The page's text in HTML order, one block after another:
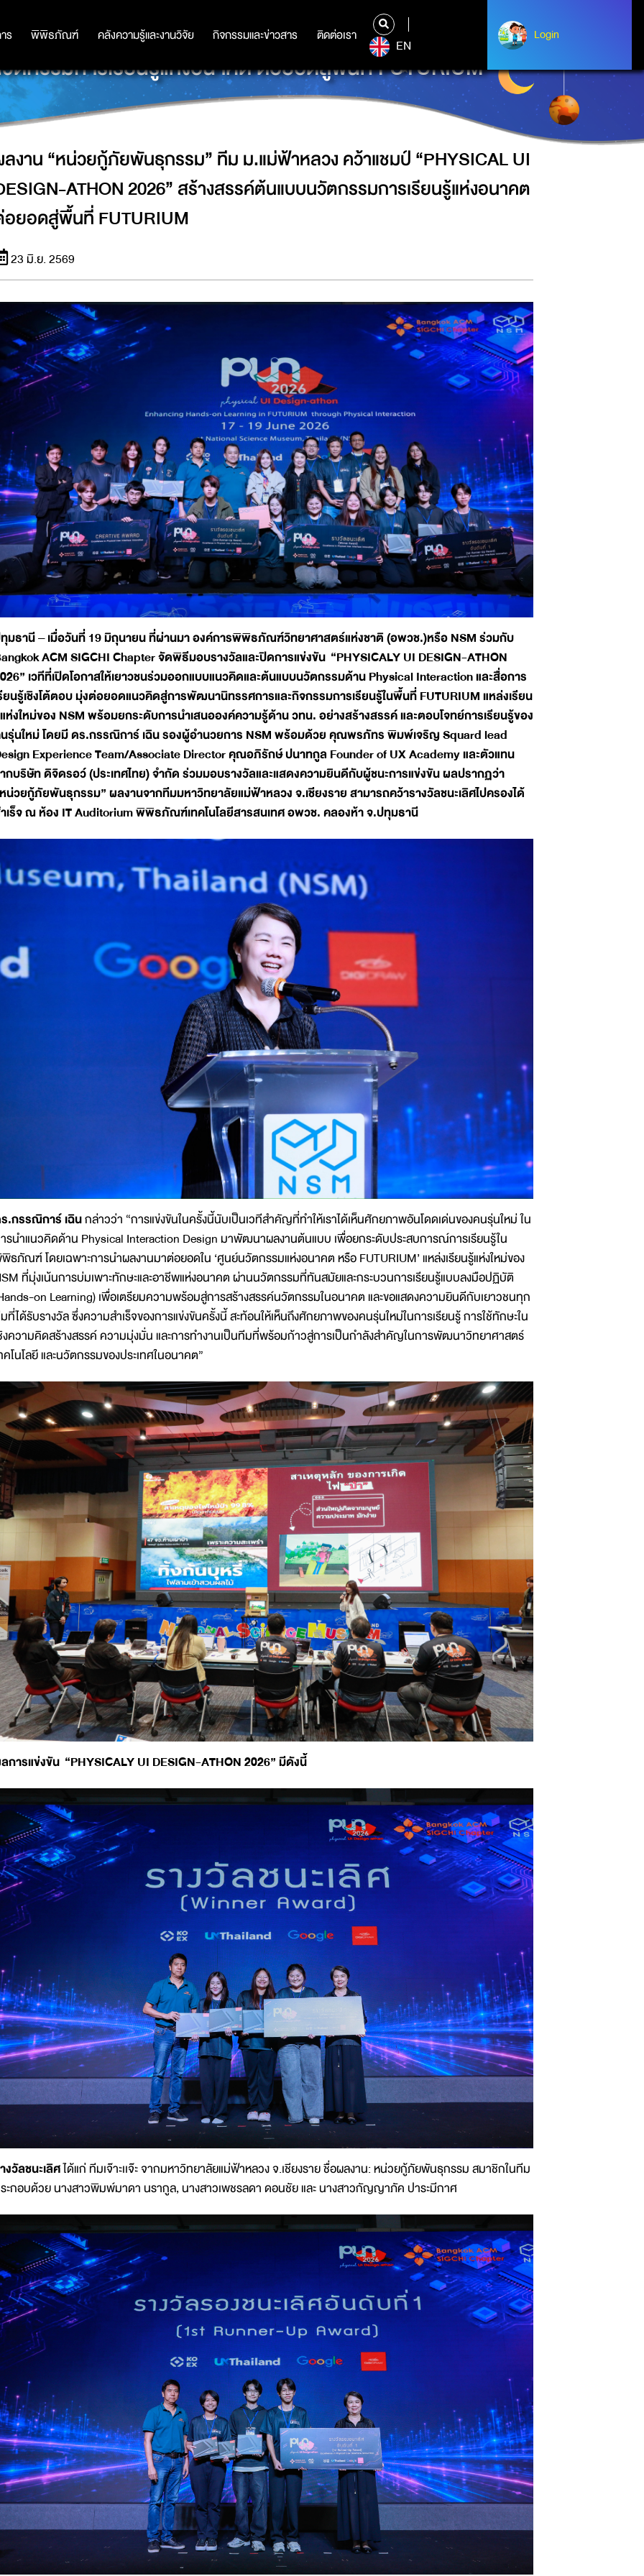
ร พิพิธภัณฑ์ คลังความรู้และงานวิจัย กิจกรรมและข่าวสาร ติดต่อเรา
ร พิพิธภัณฑ์ คลังความรู้และงานวิจัย กิจกรรมและข่าวสาร ติดต่อเรา
EN
Login
Login
.แม่ฟ้าหลวง คว้าแชมป์ “PHYSICAL UI DESIGN-ATHON 2026”
ตกรรมการเรียนรู้แห่งอนาคต ต่อยอดสู่พื้นที่ FUTURIUM
งาน “หน่วยกู้ภัยพันธุกรรม” ทีม ม.แม่ฟ้าหลวง คว้าแชมป์ “PHYSICAL UI
ATHON 2026” สร้างสรรค์ต้นแบบนวัตกรรมการเรียนรู้แห่งอนาคต
ยอดสู่พื้นที่ FUTURIUM
23 มิ.ย. 2569
มธานี – เมื่อวันที่ 19 มิถุนายน ที่ผ่านมา องค์การพิพิธภัณฑ์วิทยาศาสตร์แห่งชาติ (อพวช.)หรือ NSM ร่วมกับ
ACM SIGCHI Chapter จัดพิธีมอบรางวัลและปิดการแข่งขัน “PHYSICALY UI DESIGN-ATHON
เวทีที่เปิดโอกาสให้เยาวชนร่วมออกแบบแนวคิดและต้นแบบนวัตกรรมด้าน Physical Interaction และสื่อการ
ยนรู้เชิงโต้ตอบ มุ่งต่อยอดแนวคิดสู่การพัฒนานิทรรศการและกิจกรรมการเรียนรู้ในพื้นที่ FUTURIUM แหล่งเรียน
ห่งใหม่ของ NSM พร้อมยกระดับการนำเสนอองค์ความรู้ด้าน วทน. อย่างสร้างสรรค์ และตอบโจทย์การเรียนรู้ของ
รุ่นใหม่ โดยมี ดร.กรรณิการ์ เฉิน รองผู้อำนวยการ NSM พร้อมด้วย คุณพรภัทร พิมพ์เจริญ Squard lead
Experience Team/Associate Director คุณอภิรักษ์ ปนาทกูล Founder of UX Academy และตัวแทน
กบริษัท ดิจิดรอว์ (ประเทศไทย) จำกัด ร่วมมอบรางวัลและแสดงความยินดีกับผู้ชนะการแข่งขัน ผลปรากฏว่า
น่วยกู้ภัยพันธุกรรม” ผลงานจากทีมมหาวิทยาลัยแม่ฟ้าหลวง จ.เชียงราย สามารถคว้ารางวัลชนะเลิศไปครองได้
เร็จ ณ ห้อง IT Auditorium พิพิธภัณฑ์เทคโนโลยีสารสนเทศ อพวช. คลองห้า จ.ปทุมธานี
.กรรณิการ์ เฉินกล่าวว่า “การแข่งขันในครั้งนี้นับเป็นเวทีสำคัญที่ทำให้เราได้เห็นศักยภาพอันโดดเด่นของคนรุ่นใหม่ ใน
รนำแนวคิดด้าน Physical Interaction Design มาพัฒนาผลงานต้นแบบ เพื่อยกระดับประสบการณ์การเรียนรู้ใน
ธภัณฑ์ โดยเฉพาะการนำผลงานมาต่อยอดใน ‘ศูนย์นวัตกรรมแห่งอนาคต หรือ FUTURIUM’ แหล่งเรียนรู้แห่งใหม่ของ
ที่มุ่งเน้นการบ่มเพาะทักษะและอาชีพแห่งอนาคต ผ่านนวัตกรรมที่ทันสมัยและกระบวนการเรียนรู้แบบลงมือปฏิบัติ
on Learning) เพื่อเตรียมความพร้อมสู่การสร้างสรรค์นวัตกรรมในอนาคต และขอแสดงความยินดีกับเยาวชนทุก
ที่ได้รับรางวัล ซึ่งความสำเร็จของการแข่งขันครั้งนี้ สะท้อนให้เห็นถึงศักยภาพของคนรุ่นใหม่ในการเรียนรู้ การใช้ทักษะใน
งความคิดสร้างสรรค์ ความมุ่งมั่น และการทำงานเป็นทีมที่พร้อมก้าวสู่การเป็นกำลังสำคัญในการพัฒนาวิทยาศาสตร์
คโนโลยี และนวัตกรรมของประเทศในอนาคต”
การแข่งขัน “PHYSICALY UI DESIGN-ATHON 2026” มีดังนี้
งวัลชนะเลิศได้แก่ ทีมเจ๊าะเเจ๊ะ จากมหาวิทยาลัยแม่ฟ้าหลวง จ.เชียงราย ชื่อผลงาน: หน่วยกู้ภัยพันธุกรรม สมาชิกในทีม
ะกอบด้วย นางสาวพิมพ์มาดา นรากูล, นางสาวเพชรลดา ดอนชัย และ นางสาวกัญญาภัค ปาระมีกาศ